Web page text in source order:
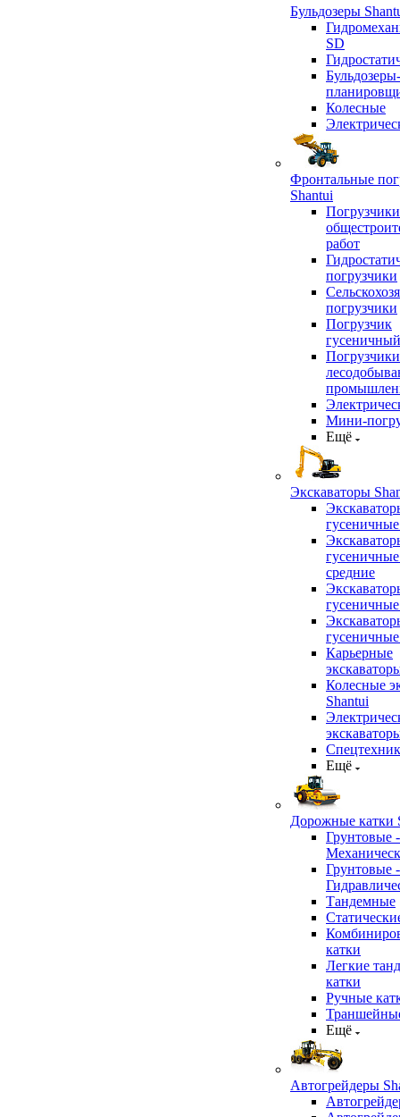
Бульдозеры
SD
Бульдозеры-
Колесные
Фронтальные
Shantui
работ
погрузчики
погрузчики
Погрузчик
гусеничный
Мини-
Ещё
Экскаваторы
средние
Карьерные
Колесные
Shantui
Ещё
Дорожные катки
Грунтовые -
Грунтовые -
Тандемные
катки
Легкие
катки
Ручные
Ещё
Автогрейдеры